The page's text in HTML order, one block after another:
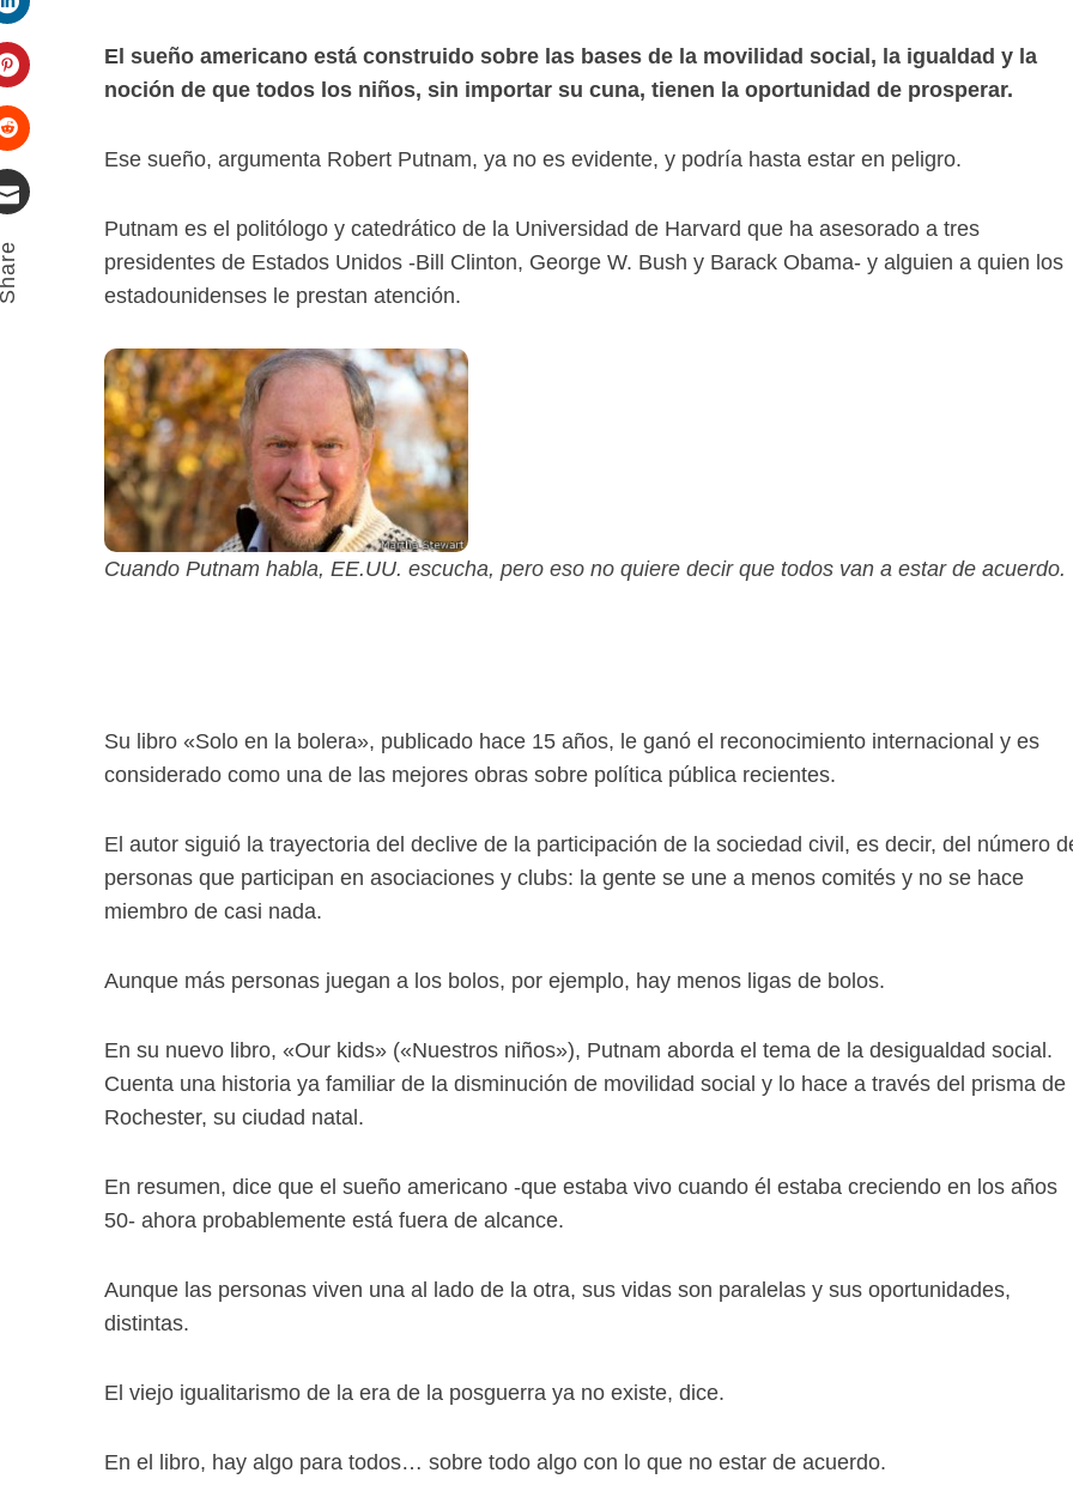
LinkedIn
Pinterest
Stumbleupon
Email
El sueño americano está construido sobre las bases de la movilidad social, la igualdad y la
noción de que todos los niños, sin importar su cuna, tienen la oportunidad de prosperar.
Ese sueño, argumenta Robert Putnam, ya no es evidente, y podría hasta estar en peligro.
Putnam es el politólogo y catedrático de la Universidad de Harvard que ha asesorado a tres
presidentes de Estados Unidos -Bill Clinton, George W. Bush y Barack Obama- y alguien a quien los
estadounidenses le prestan atención.
Cuando Putnam habla, EE.UU. escucha, pero eso no quiere decir que todos van a estar de acuerdo.
Su libro «Solo en la bolera», publicado hace 15 años, le ganó el reconocimiento internacional y es
considerado como una de las mejores obras sobre política pública recientes.
El autor siguió la trayectoria del declive de la participación de la sociedad civil, es decir, del número
personas que participan en asociaciones y clubs: la gente se une a menos comités y no se hace
miembro de casi nada.
Aunque más personas juegan a los bolos, por ejemplo, hay menos ligas de bolos.
En su nuevo libro, «Our kids» («Nuestros niños»), Putnam aborda el tema de la desigualdad social.
Cuenta una historia ya familiar de la disminución de movilidad social y lo hace a través del prisma de
Rochester, su ciudad natal.
En resumen, dice que el sueño americano -que estaba vivo cuando él estaba creciendo en los años
50- ahora probablemente está fuera de alcance.
Aunque las personas viven una al lado de la otra, sus vidas son paralelas y sus oportunidades,
distintas.
El viejo igualitarismo de la era de la posguerra ya no existe, dice.
En el libro, hay algo para todos… sobre todo algo con lo que no estar de acuerdo.